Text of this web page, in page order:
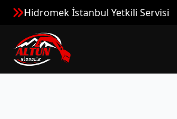
Hidromek İstanbul Yetkili Servisi